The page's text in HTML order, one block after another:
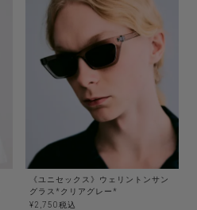
《ユニセックス》ウェリントンサン
グラス*クリアグレー*
¥2,750税込